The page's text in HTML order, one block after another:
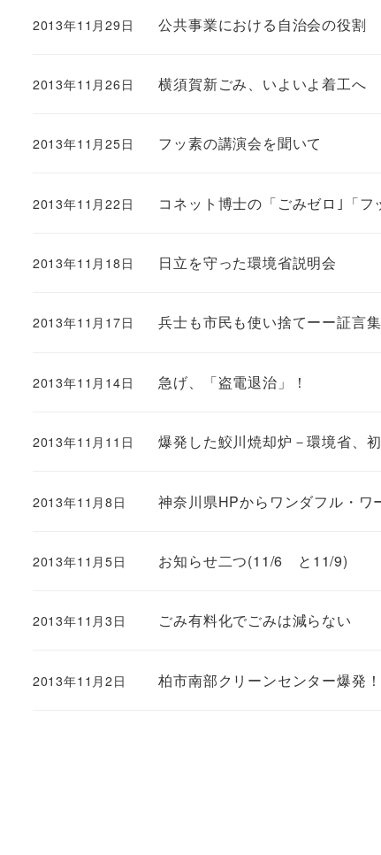
公共事業における自治会の役
2013年11月29日
横須賀新ごみ、いよいよ着工へ
2013年11月26日
フッ素の講演会を聞いて
2013年11月25日
コネット博士の「ごみゼロ｣「フ
2013年11月22日
日立を守った環境省説明会
2013年11月18日
兵士も市民も使い捨てーー証言
2013年11月17日
急げ、「盗電退治」！
2013年11月14日
爆発した鮫川焼却炉－環境省、
2013年11月11日
神奈川県HPからワンダフル・ワ
2013年11月8日
お知らせ二つ(11/6 と11/9)
2013年11月5日
ごみ有料化でごみは減らない
2013年11月3日
柏市南部クリーンセンター爆発
2013年11月2日